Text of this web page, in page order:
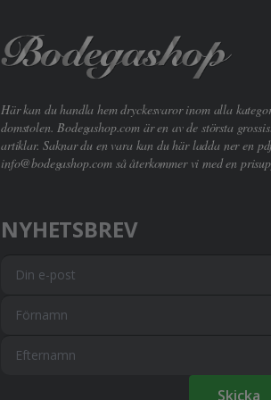
Här kan du handla hem dryckesvaror inom alla
domstolen. Bodegashop.com är en av de största
artiklar. Saknar du en vara kan du här ladda ner en
info@bodegashop.comså återkommer vi med en
NYHETSBREV
Skicka